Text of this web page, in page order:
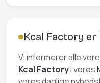
Kcal Factory
Vi informerer alle
Kcal Factoryi vores